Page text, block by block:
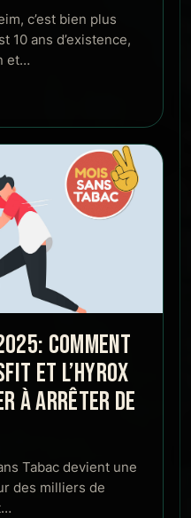
c’est bien plus
10 ans d’existence,
et…
COMMENT
ET L’HYROX
À ARRÊTER DE
Tabac devient une
des milliers de